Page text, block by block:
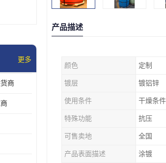
更多
商
产品描述
颜色 定制
镀层 镀铝锌
使用条件 干燥条件
特殊功能 抗压
可售卖地 全国
产品表面描述 涂镀